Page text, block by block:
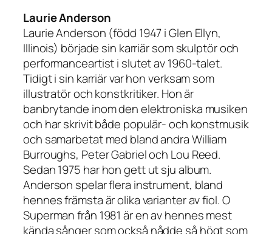
Laurie Anderson
Laurie Anderson (född 1947 i Glen Ellyn,
Illinois) började sin karriär som skulptör och
performanceartist i slutet av 1960-talet.
Tidigt i sin karriär var hon verksam som
illustratör och konstkritiker. Hon är
banbrytande inom den elektroniska musiken
och har skrivit både populär- och konstmusik
och samarbetat med bland andra William
Burroughs, Peter Gabriel och Lou Reed.
Sedan 1975 har hon gett ut sju album.
Anderson spelar flera instrument, bland
hennes främsta är olika varianter av fiol. O
Superman från 1981 är en av hennes mest
kända sånger som också nådde så högt som